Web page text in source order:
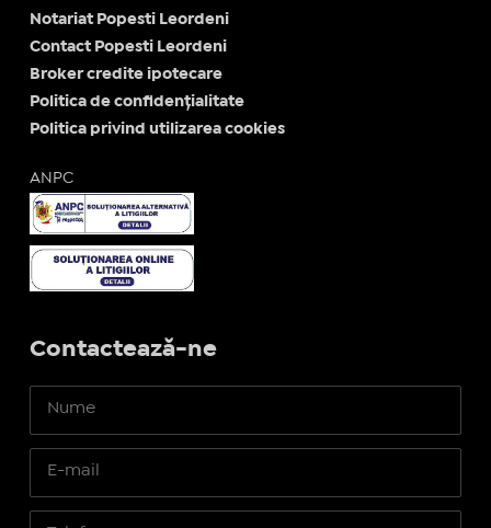
Notariat Popesti Leordeni
Contact Popesti Leordeni
Broker credite ipotecare
Politica de confidențialitate
Politica privind utilizarea cookies
ANPC
Contactează-ne